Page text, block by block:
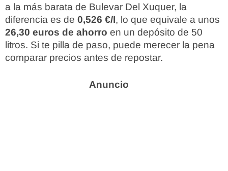
a la más barata de Bulevar Del Xuquer, la
diferencia es de 0,526 €/l, lo que equivale a unos
26,30 euros de ahorro en un depósito de 50
litros. Si te pilla de paso, puede merecer la pena
comparar precios antes de repostar.